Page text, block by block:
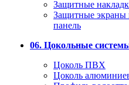
Защитные
Защитные экраны
панель
06. Цокольные
Цоколь ПВХ
Цоколь